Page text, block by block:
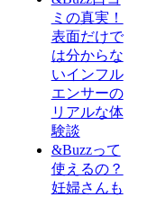
ミの真実！
表面だけで
は分からな
いインフル
エンサーの
リアルな体
験談
&Buzzって
使えるの？
妊婦さんも